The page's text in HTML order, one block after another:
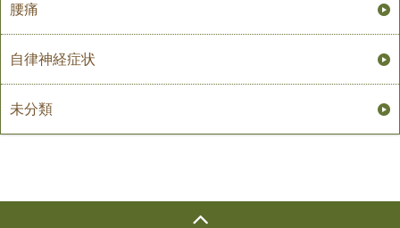
腰痛
自律神経症状
未分類